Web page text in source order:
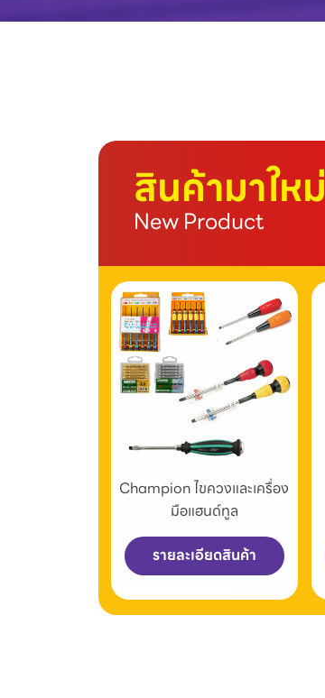
สินค้ามาใหม่
New Product
Champion ไขควงและเครื่อง
มือแฮนด์ทูล
รายละเอียดสินค้า